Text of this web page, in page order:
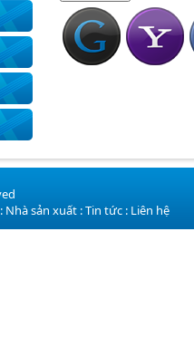
: Nhà sản xuất :Tin tức : Liên hệ